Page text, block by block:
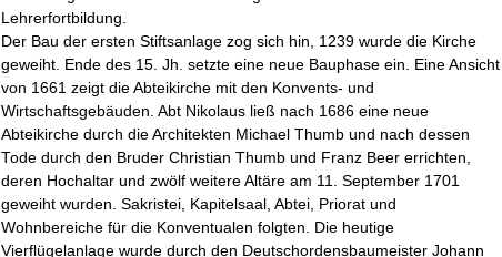
Lehrerfortbildung.
Der Bau der ersten Stiftsanlage zog sich hin, 1239 wurde die Kirche
geweiht. Ende des 15. Jh. setzte eine neue Bauphase ein. Eine Ansicht
von 1661 zeigt die Abteikirche mit den Konvents- und
Wirtschaftsgebäuden. Abt Nikolaus ließ nach 1686 eine neue
Abteikirche durch die Architekten Michael Thumb und nach dessen
Tode durch den Bruder Christian Thumb und Franz Beer errichten,
deren Hochaltar und zwölf weitere Altäre am 11. September 1701
geweiht wurden. Sakristei, Kapitelsaal, Abtei, Priorat und
Wohnbereiche für die Konventualen folgten. Die heutige
Vierflügelanlage wurde durch den Deutschordensbaumeister Johann